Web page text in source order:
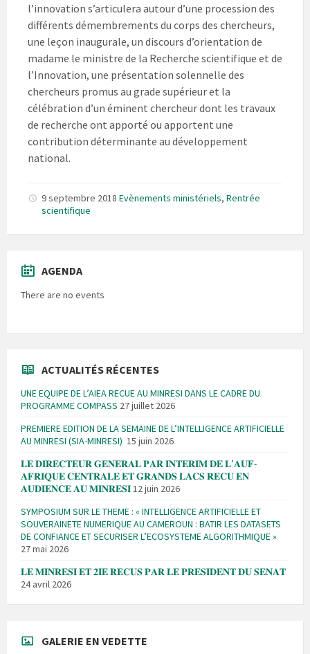
l’innovation s’articulera autour d’une procession des
différents démembrements du corps des chercheurs,
une leçon inaugurale, un discours d’orientation de
madame le ministre de la Recherche scientifique et de
l’Innovation, une présentation solennelle des
chercheurs promus au grade supérieur et la
célébration d’un éminent chercheur dont les travaux
de recherche ont apporté ou apportent une
contribution déterminante au développement
national.
9 septembre 2018 Evènements ministériels, Rentrée
scientifique
AGENDA
There are no events
ACTUALITÉS RÉCENTES
UNE EQUIPE DE L’AIEA RECUE AU MINRESI DANS LE CADRE DU
PROGRAMME COMPASS 27 juillet 2026
PREMIERE EDITION DE LA SEMAINE DE L’INTELLIGENCE ARTIFICIELLE
AU MINRESI (SIA-MINRESI) 15 juin 2026
𝐋𝐄 𝐃𝐈𝐑𝐄𝐂𝐓𝐄𝐔𝐑 𝐆𝐄𝐍𝐄𝐑𝐀𝐋 𝐏𝐀𝐑 𝐈𝐍𝐓𝐄𝐑𝐈𝐌 𝐃𝐄 𝐋’𝐀𝐔𝐅-
𝐀𝐅𝐑𝐈𝐐𝐔𝐄 𝐂𝐄𝐍𝐓𝐑𝐀𝐋𝐄 𝐄𝐓 𝐆𝐑𝐀𝐍𝐃𝐒 𝐋𝐀𝐂𝐒 𝐑𝐄𝐂𝐔 𝐄𝐍
𝐀𝐔𝐃𝐈𝐄𝐍𝐂𝐄 𝐀𝐔 𝐌𝐈𝐍𝐑𝐄𝐒𝐈12 juin 2026
SYMPOSIUM SUR LE THEME : « INTELLIGENCE ARTIFICIELLE ET
SOUVERAINETE NUMERIQUE AU CAMEROUN : BATIR LES DATASETS
DE CONFIANCE ET SECURISER L’ECOSYSTEME ALGORITHMIQUE »
27 mai 2026
𝐋𝐄 𝐌𝐈𝐍𝐑𝐄𝐒𝐈 𝐄𝐓 𝟐𝐈𝐄 𝐑𝐄𝐂𝐔𝐒 𝐏𝐀𝐑 𝐋𝐄 𝐏𝐑𝐄𝐒𝐈𝐃𝐄𝐍𝐓 𝐃𝐔 𝐒𝐄𝐍𝐀𝐓
24 avril 2026
GALERIE EN VEDETTE